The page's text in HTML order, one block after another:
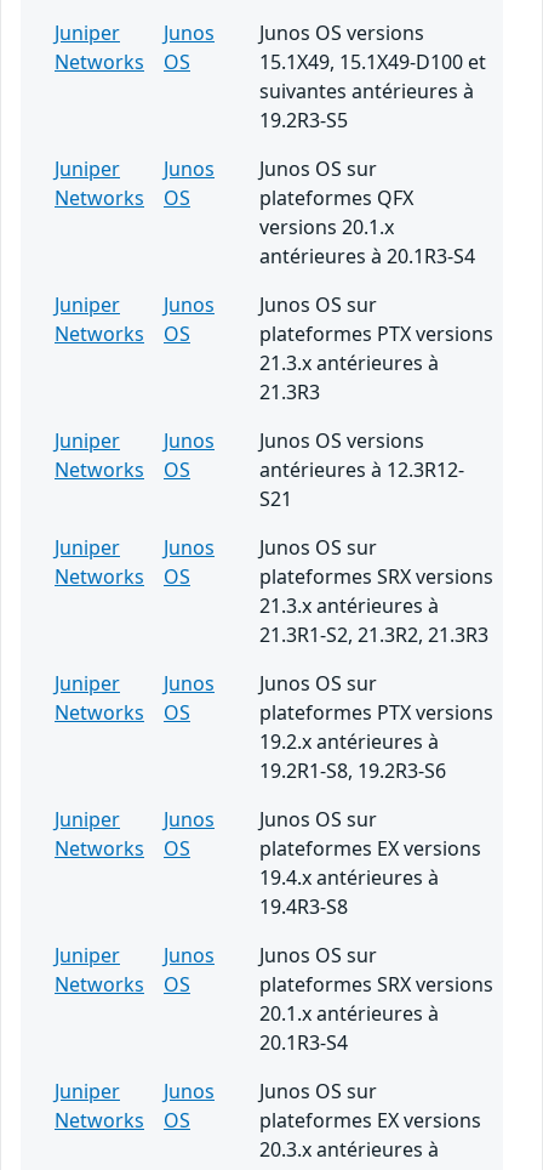
Juniper
Networks
Junos
OS
Junos OS versions
15.1X49, 15.1X49-D100 et
suivantes antérieures à
19.2R3-S5
Juniper
Networks
Junos
OS
Junos OS sur
plateformes QFX
versions 20.1.x
antérieures à 20.1R3-S4
Juniper
Networks
Junos
OS
Junos OS sur
plateformes PTX versions
21.3.x antérieures à
21.3R3
Juniper
Networks
Junos
OS
Junos OS versions
antérieures à 12.3R12-
S21
Juniper
Networks
Junos
OS
Junos OS sur
plateformes SRX versions
21.3.x antérieures à
21.3R1-S2, 21.3R2, 21.3R3
Juniper
Networks
Junos
OS
Junos OS sur
plateformes PTX versions
19.2.x antérieures à
19.2R1-S8, 19.2R3-S6
Juniper
Networks
Junos
OS
Junos OS sur
plateformes EX versions
19.4.x antérieures à
19.4R3-S8
Juniper
Networks
Junos
OS
Junos OS sur
plateformes SRX versions
20.1.x antérieures à
20.1R3-S4
Juniper
Networks
Junos
OS
Junos OS sur
plateformes EX versions
20.3.x antérieures à